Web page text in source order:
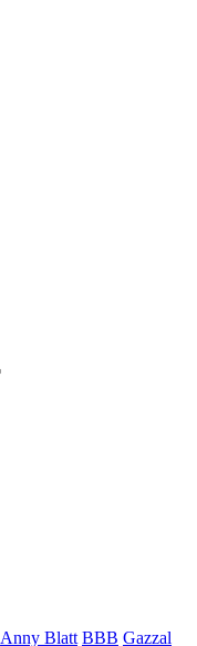
Anny Blatt BBB Gazzal